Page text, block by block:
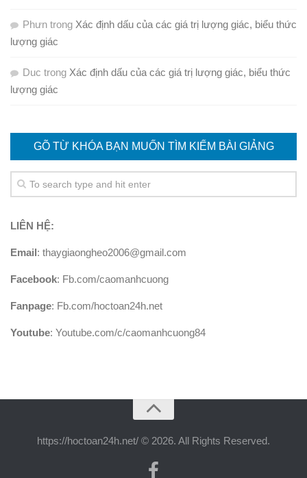
Phưn trong Xác định dấu của các giá trị lượng giác, biểu thức
lượng giác
Duc trong Xác định dấu của các giá trị lượng giác, biểu thức
lượng giác
GÕ TỪ KHÓA BẠN MUỐN TÌM KIẾM BÀI GIẢNG
LIÊN HỆ:
Email: thaygiaongheo2006@gmail.com
Facebook: Fb.com/caomanhcuong
Fanpage: Fb.com/hoctoan24h.net
Youtube: Youtube.com/c/caomanhcuong84
https://hoctoan24h.net/ © 2026. All Rights Reserved.